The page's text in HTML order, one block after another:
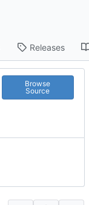
Releases
Browse
Source